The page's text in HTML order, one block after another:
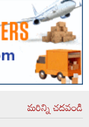
మరిన్ని చదవండి